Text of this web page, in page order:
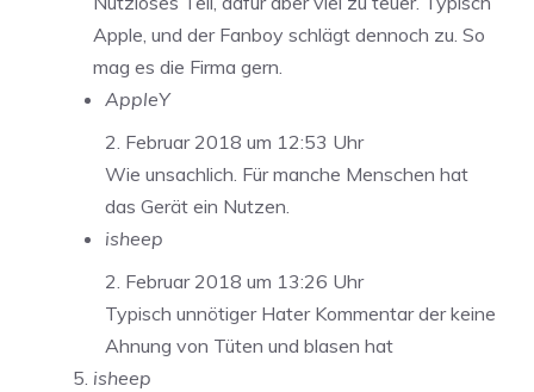
Apple, und der Fanboy schlägt dennoch zu. So
mag es die Firma gern.
AppleY
2. Februar 2018 um 12:53 Uhr
Wie unsachlich. Für manche Menschen hat
das Gerät ein Nutzen.
isheep
2. Februar 2018 um 13:26 Uhr
Typisch unnötiger Hater Kommentar der keine
Ahnung von Tüten und blasen hat
isheep